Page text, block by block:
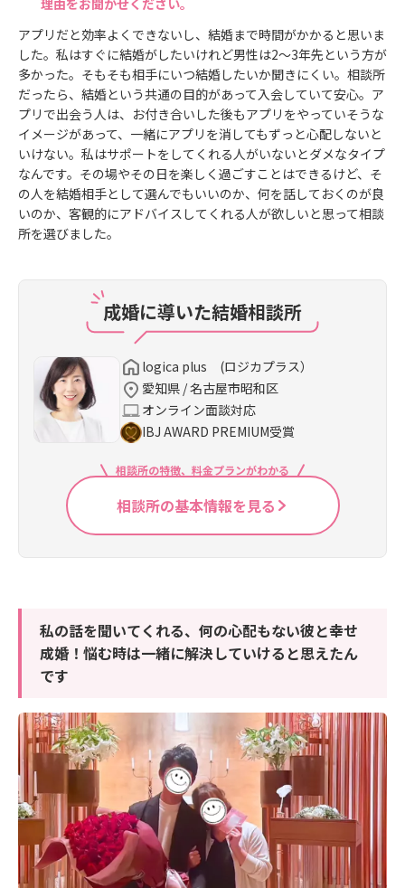
アプリだと効率よくできないし、結婚まで時間がかかると思いま
した。私はすぐに結婚がしたいけれど男性は2〜3年先という方が
多かった。そもそも相手にいつ結婚したいか聞きにくい。相談所
だったら、結婚という共通の目的があって入会していて安心。ア
プリで出会う人は、お付き合いした後もアプリをやっていそうな
イメージがあって、一緒にアプリを消してもずっと心配しないと
いけない。私はサポートをしてくれる人がいないとダメなタイプ
なんです。その場やその日を楽しく過ごすことはできるけど、そ
の人を結婚相手として選んでもいいのか、何を話しておくのが良
いのか、客観的にアドバイスしてくれる人が欲しいと思って相談
所を選びました。
成婚に導いた結婚相談所
logica plus (ロジカプラス）
愛知県 / 名古屋市昭和区
オンライン面談対応
IBJ AWARD PREMIUM受賞
相談所の特徴、料金プランがわかる
相談所の基本情報を見る
私の話を聞いてくれる、何の心配もない彼と幸せ
成婚！悩む時は一緒に解決していけると思えたん
です